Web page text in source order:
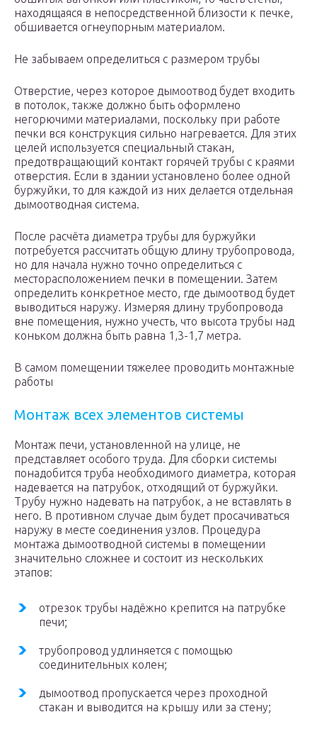
находящаяся в непосредственной близости к печке,
обшивается огнеупорным материалом.
Не забываем определиться с размером трубы
Отверстие, через которое дымоотвод будет входить
в потолок, также должно быть оформлено
негорючими материалами, поскольку при работе
печки вся конструкция сильно нагревается. Для этих
целей используется специальный стакан,
предотвращающий контакт горячей трубы с краями
отверстия. Если в здании установлено более одной
буржуйки, то для каждой из них делается отдельная
дымоотводная система.
После расчёта диаметра трубы для буржуйки
потребуется рассчитать общую длину трубопровода,
но для начала нужно точно определиться с
месторасположением печки в помещении. Затем
определить конкретное место, где дымоотвод будет
выводиться наружу. Измеряя длину трубопровода
вне помещения, нужно учесть, что высота трубы над
коньком должна быть равна 1,3-1,7 метра.
В самом помещении тяжелее проводить монтажные
работы
Монтаж всех элементов системы
Монтаж печи, установленной на улице, не
представляет особого труда. Для сборки системы
понадобится труба необходимого диаметра, которая
надевается на патрубок, отходящий от буржуйки.
Трубу нужно надевать на патрубок, а не вставлять в
него. В противном случае дым будет просачиваться
наружу в месте соединения узлов. Процедура
монтажа дымоотводной системы в помещении
значительно сложнее и состоит из нескольких
этапов:
отрезок трубы надёжно крепится на патрубке
печи;
трубопровод удлиняется с помощью
соединительных колен;
дымоотвод пропускается через проходной
стакан и выводится на крышу или за стену;